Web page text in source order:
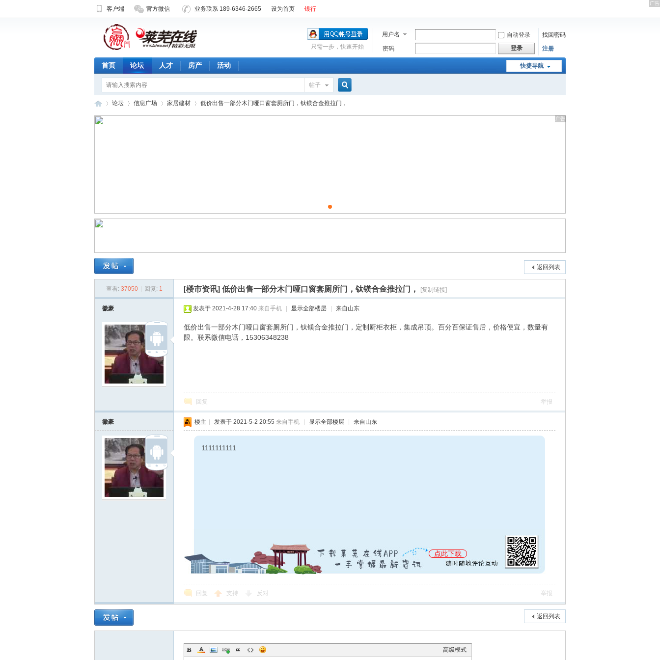
客户端 官方微信 业务联系 189-6346-2665 设为首页 银行
用户名 自动登录
找回密码
密码
登录 注册
只需一步，快速开始
快捷导航
首页 论坛 人才 房产 活动
帖子
论坛 信息广场 家居建材 低价出售一部分木门哑口窗套厕所门，钛镁合金推拉门，
返回列表
查看: 37050 回复: 1 [楼市资讯] 低价出售一部分木门哑口窗套厕所门，钛镁合金推拉门， [复制链接]
徽豪 发表于 2021-4-28 17:40 来自手机 显示全部楼层 来自山东
低价出售一部分木门哑口窗套厕所门，钛镁合金推拉门，定制厨柜衣柜，集成吊顶。百分百保证售后，价格便宜，数量有
限。联系微信电话，15306348238
回复 举报
徽豪 楼主 发表于 2021-5-2 20:55 来自手机 显示全部楼层 来自山东
1111111111
点此下载
回复 支持 反对 举报
返回列表
高级模式